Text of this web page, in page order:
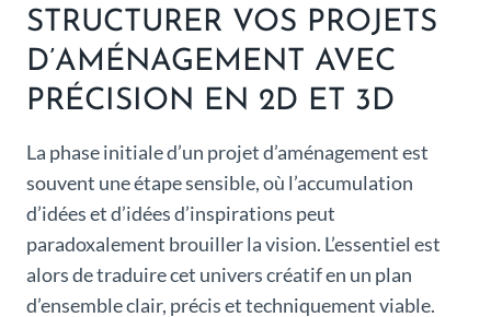
STRUCTURER VOS PROJETS
D’AMÉNAGEMENT AVEC
PRÉCISION EN 2D ET 3D
La phase initiale d’un projet d’aménagement est
souvent une étape sensible, où l’accumulation
d’idées et d’idées d’inspirations peut
paradoxalement brouiller la vision. L’essentiel est
alors de traduire cet univers créatif en un plan
d’ensemble clair, précis et techniquement viable.